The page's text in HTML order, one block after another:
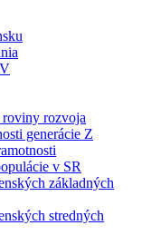
rozvoja
generácie Z
v SR
základných
stredných